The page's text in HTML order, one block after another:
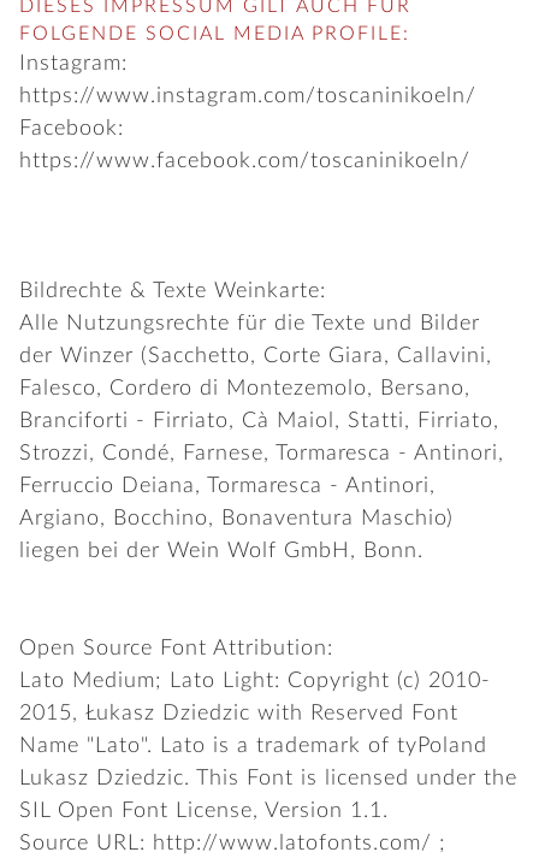
ÜBER UNS
DIESES IMPRESSUM GILT AUCH FÜR
FOLGENDE SOCIAL MEDIA PROFILE:
Instagram:
https://www.instagram.com/toscaninikoeln/
Facebook:
https://www.facebook.com/toscaninikoeln/
Bildrechte & Texte Weinkarte:
Alle Nutzungsrechte für die Texte und Bilder
der Winzer (Sacchetto, Corte Giara, Callavini,
Falesco, Cordero di Montezemolo, Bersano,
Branciforti - Firriato, Cà Maiol, Statti, Firriato,
Strozzi, Condé, Farnese, Tormaresca - Antinori,
Ferruccio Deiana, Tormaresca - Antinori,
Argiano, Bocchino, Bonaventura Maschio)
liegen bei der Wein Wolf GmbH, Bonn.
Open Source Font Attribution:
Lato Medium; Lato Light: Copyright (c) 2010-
2015, Łukasz Dziedzic with Reserved Font
Name "Lato". Lato is a trademark of tyPoland
Lukasz Dziedzic. This Font is licensed under the
SIL Open Font License, Version 1.1.
Source URL: http://www.latofonts.com/ ;